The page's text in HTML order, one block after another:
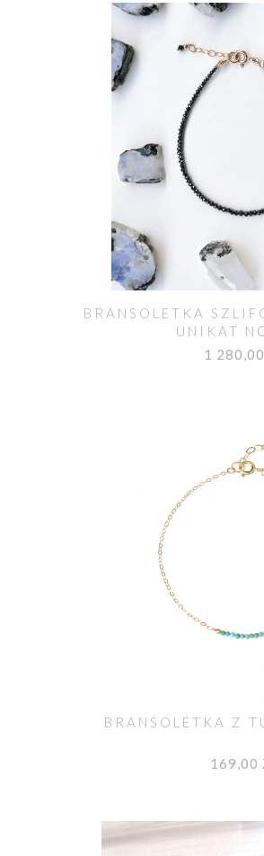
BRANSOLETKA
UNIKAT
1
BRANSOLETKA Z
169,00